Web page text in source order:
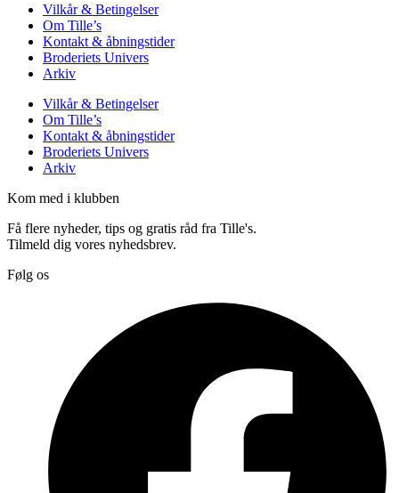
Vilkår & Betingelser
Om Tille’s
Kontakt & åbningstider
Broderiets Univers
Arkiv
Vilkår & Betingelser
Om Tille’s
Kontakt & åbningstider
Broderiets Univers
Arkiv
Kom med i klubben
Få flere nyheder, tips og gratis råd fra Tille's.
Tilmeld dig vores nyhedsbrev.
Følg os